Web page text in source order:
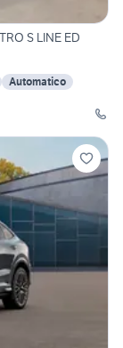
S LINE ED
Automatico